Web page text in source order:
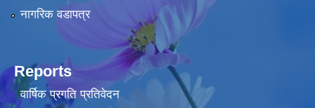
नागरिक वडापत्र
Reports
वार्षिक प्रगति प्रतिवेदन